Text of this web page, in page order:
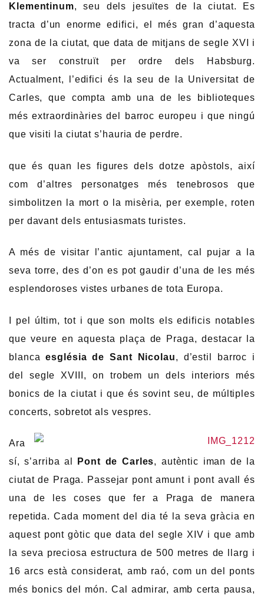
Klementinum, seu dels jesuïtes de la ciutat. Es
tracta d’un enorme edifici, el més gran d’aquesta
zona de la ciutat, que data de mitjans de segle XVI i
va ser construït per ordre dels Habsburg.
Actualment, l’edifici és la seu de la Universitat de
Carles, que compta amb una de les biblioteques
més extraordinàries del barroc europeu i que ningú
que visiti la ciutat s’hauria de perdre.
que és quan les figures dels dotze apòstols, així
com d’altres personatges més tenebrosos que
simbolitzen la mort o la misèria, per exemple, roten
per davant dels entusiasmats turistes.
A més de visitar l’antic ajuntament, cal pujar a la
seva torre, des d’on es pot gaudir d’una de les més
esplendoroses vistes urbanes de tota Europa.
I pel últim, tot i que son molts els edificis notables
que veure en aquesta plaça de Praga, destacar la
blancaesglésia de Sant Nicolau, d’estil barroc i
del segle XVIII, on trobem un dels interiors més
bonics de la ciutat i que és sovint seu, de múltiples
concerts, sobretot als vespres.
Ara
sí, s’arriba al
Pont de Carles, autèntic iman de la
ciutat de Praga. Passejar pont amunt i pont avall és
una de les coses que fer a Praga de manera
repetida. Cada moment del dia té la seva gràcia en
aquest pont gòtic que data del segle XIV i que amb
la seva preciosa estructura de 500 metres de llarg i
16 arcs està considerat, amb raó, com un del ponts
més bonics del món. Cal admirar, amb certa pausa,